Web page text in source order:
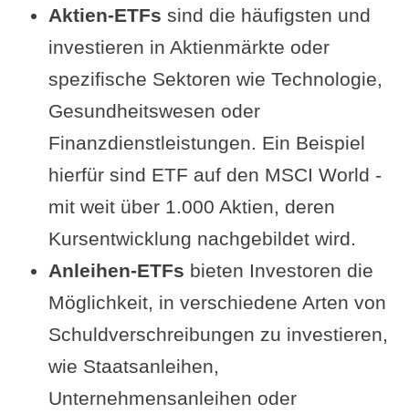
Aktien-ETFs sind die häufigsten und
investieren in Aktienmärkte oder
spezifische Sektoren wie Technologie,
Gesundheitswesen oder
Finanzdienstleistungen. Ein Beispiel
hierfür sind ETF auf den MSCI World -
mit weit über 1.000 Aktien, deren
Kursentwicklung nachgebildet wird.
Anleihen-ETFs bieten Investoren die
Möglichkeit, in verschiedene Arten von
Schuldverschreibungen zu investieren,
wie Staatsanleihen,
Unternehmensanleihen oder